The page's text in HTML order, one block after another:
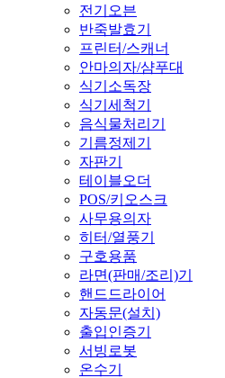
전기오븐
반죽발효기
프린터/스캐너
안마의자/샴푸대
식기소독장
식기세척기
음식물처리기
기름정제기
자판기
테이블오더
POS/키오스크
사무용의자
히터/열풍기
구호용품
라면(판매/조리)기
핸드드라이어
자동문(설치)
출입인증기
서빙로봇
온수기